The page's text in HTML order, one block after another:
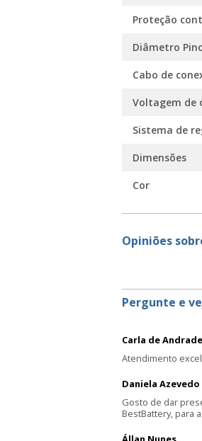
Proteção
Diâmetro
Cabo de
Voltagem de
Sistema de
Dimensões
Cor
Opiniões
Pergunte e
Carla de Andrade
Atendimento
Daniela Azevedo
Gosto de dar
BestBattery, para